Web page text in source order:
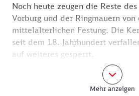
Noch heute zeugen die Reste
Vorburg und der Ringmauern
mittelalterlichen Festung. Die
seit dem 18. Jahrhundert
auf weiteres gesperrt.
Weiter führt die Route durch den
Euskirchen-Kreuzweingarten. Am
Mehr anzeigen